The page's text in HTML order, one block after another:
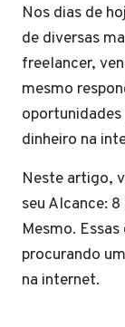
Nos dias de
de diversas
freelancer,
mesmo
dinheiro na
Neste artigo,
seu Alcance:
Mesmo.
procurando
na internet.